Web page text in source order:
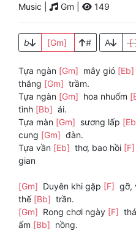
Music |
Gm | 149
b [Gm] # A [
Tựa ngàn [Gm] mây gió [Eb]
thăng [Gm] trầm.
Tựa ngàn [Gm] hoa nhuốm
tình [Bb] ái.
Tựa màn [Gm] sương lấp
cung [Gm] đàn.
Tựa vần [Eb] thơ, bao hồi [F]
gian
[Gm] Duyên khi gặp [F] gỡ,
thế [Bb] trần.
[Gm] Rong chơi ngày [F]
ấm [Bb] nồng.